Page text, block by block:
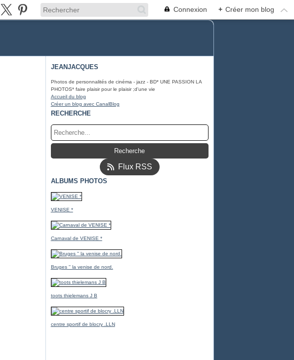
Connexion + Créer mon blog
JEANJACQUES
Photos de personnalités de cinéma - jazz - BD* UNE PASSION LA
PHOTOS* faire plaisir pour le plaisir ;d'une vie
Accueil du blog
Créer un blog avec CanalBlog
RECHERCHE
Flux RSS
ALBUMS PHOTOS
VENISE *
Carnaval de VENISE *
Bruges '' la venise de nord.
toots thielemans J B
centre sportif de blocry .LLN